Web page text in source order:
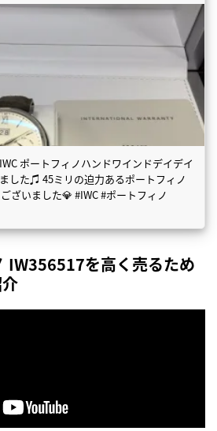
ポートフィノハンドワインドデイデイ
した♫ 45ミリの迫力あるポートフィノ
ざいました💎 #IWC #ポートフィノ
IW356517を高く売るため